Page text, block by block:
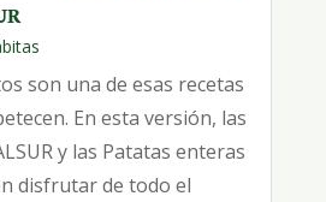
son una de esas recetas
En esta versión, las
y las Patatas enteras
disfrutar de todo el